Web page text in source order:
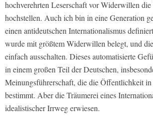
hochverehrten Leserschaft vor Widerwillen die
hochstellen. Auch ich bin in eine Generation
einen antideutschen Internationalismus
wurde mit größtem Widerwillen belegt, und
einfach ausschalten. Dieses automatisierte
in einem großen Teil der Deutschen,
Meinungsführerschaft, die die Öffentlichkeit
bestimmt. Aber die Träumerei eines
idealistischer Irrweg erwiesen.